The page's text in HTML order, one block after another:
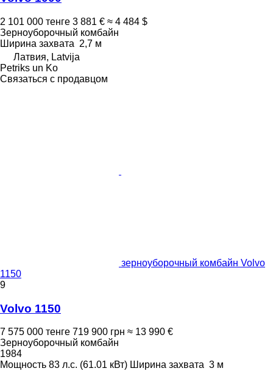
2 101 000 тенге 3 881 € ≈ 4 484 $
Зерноуборочный комбайн
Ширина захвата 2,7 м
Латвия, Latvija
Petriks un Ko
Связаться с продавцом
зерноуборочный комбайн Volvo
1150
9
Volvo 1150
7 575 000 тенге 719 900 грн ≈ 13 990 €
Зерноуборочный комбайн
1984
Мощность 83 л.с. (61.01 кВт) Ширина захвата 3 м